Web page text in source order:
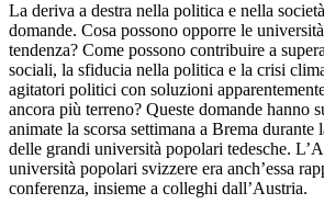
La deriva a destra nella politica e nella
domande. Cosa possono opporre le
tendenza? Come possono contribuire a
sociali, la sfiducia nella politica e la crisi
agitatori politici con soluzioni
ancora più terreno? Queste domande hanno
animate la scorsa settimana a Brema durante
delle grandi università popolari tedesche.
università popolari svizzere era anch’essa
conferenza, insieme a colleghi dall’Austria.